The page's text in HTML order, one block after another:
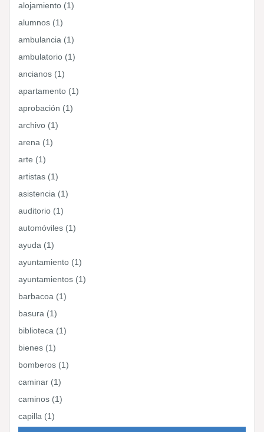
alojamiento (1)
alumnos (1)
ambulancia (1)
ambulatorio (1)
ancianos (1)
apartamento (1)
aprobación (1)
archivo (1)
arena (1)
arte (1)
artistas (1)
asistencia (1)
auditorio (1)
automóviles (1)
ayuda (1)
ayuntamiento (1)
ayuntamientos (1)
barbacoa (1)
basura (1)
biblioteca (1)
bienes (1)
bomberos (1)
caminar (1)
caminos (1)
capilla (1)